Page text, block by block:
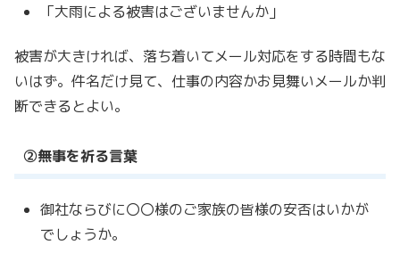
「大雨による被害はございませんか」
被害が大きければ、落ち着いてメール対応をする時間もな
いはず。 件名だけ見て、仕事の内容かお見舞いメールか判
断できるとよい。
②無事を祈る言葉
御社ならびに〇〇様のご家族の皆様の安否はいかが
でしょうか。